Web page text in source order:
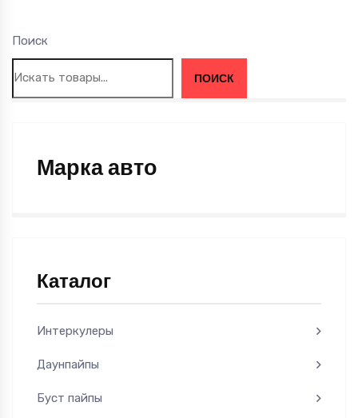
Поиск
ПОИСК
Марка авто
Каталог
Интеркулеры
Даунпайпы
Буст пайпы